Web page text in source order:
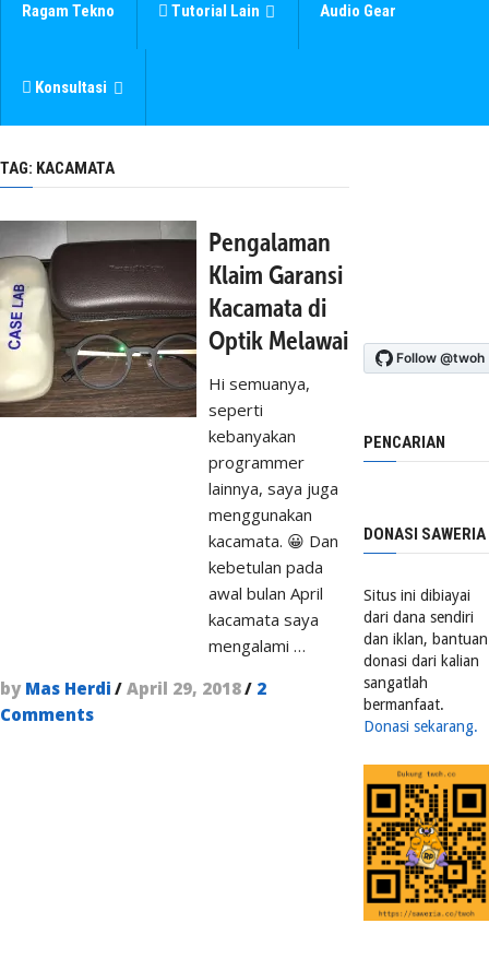
Ragam Tekno Tutorial Lain Audio Gear
Konsultasi
TAG: KACAMATA
Pengalaman
Klaim Garansi
Kacamata di
Optik Melawai
Hi semuanya,
seperti
kebanyakan
programmer
lainnya, saya juga
menggunakan
kacamata. 😀 Dan
kebetulan pada
awal bulan April
kacamata saya
mengalami …
by Mas Herdi / April 29, 2018/ 2
Comments
PENCARIAN
DONASI SAWERIA
Situs ini dibiayai
dari dana sendiri
dan iklan, bantuan
donasi dari kalian
sangatlah
bermanfaat.
Donasi sekarang.